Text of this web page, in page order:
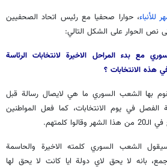
للأنباء، حوارا صحفيا مع رئيس اتحاد الصحفيين
نص الحوار على الشكل التالي:
مع بدء المراحل الاخيرة لانتخابات الرئاسة
هذه الانتخابات ؟
بها الشعب السوري ما هي لايصال رسالة قبل
الفصل في يوم الانتخابات، كما فعل المواطنين
كلمتهم.
سيقول الشعب السوري كلمته الاخيرة والحاسمة
بانه لا يحق لاي دولة ايا كانت لا يحق لها